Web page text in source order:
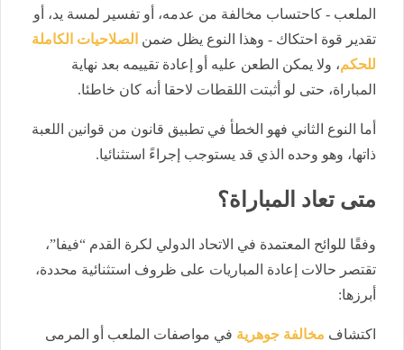
الملعب - كاحتساب مخالفة من عدمه، أو تفسير لمسة يد، أو
تقدير قوة احتكاك - وهذا النوع يظل ضمن الصلاحيات الكاملة
للحكم، ولا يمكن الطعن عليه أو إعادة تقييمه بعد نهاية
المباراة، حتى لو أثبتت اللقطات لاحقا أنه كان خاطئا.
أما النوع الثاني فهو الخطأ في تطبيق قانون من قوانين اللعبة
ذاتها، وهو وحده الذي قد يستوجب إجراءً استثنائيا.
متى تعاد المباراة؟
وفقًا للوائح المعتمدة في الاتحاد الدولي لكرة القدم “فيفا”،
تقتصر حالات إعادة المباريات على ظروف استثنائية محددة،
أبرزها:
اكتشاف مخالفة جوهرية في مواصفات الملعب أو المرمى